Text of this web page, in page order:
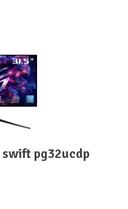
swift pg32ucdp